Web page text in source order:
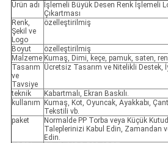
Ürün adı
İşlemeli Büyük Desen Renk İşlemeli
Çıkartması
Renk,
Şekil ve
Logo
özelleştirilmiş
Boyut
özelleştirilmiş
Malzeme Kumaş, Dimi, keçe, pamuk, saten,
Tasarım
ve
Tavsiye
Ücretsiz Tasarım ve Nitelikli Destek,
teknik
Kabartmalı, Ekran Baskılı.
kullanım
Kumaş, Kot, Oyuncak, Ayakkabı,
Tekstili vb.
paket
Normalde PP Torba veya Küçük
Taleplerinizi Kabul Edin, Zamandan
Edin.